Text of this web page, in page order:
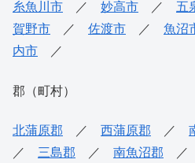
糸魚川市 ／ 妙高市 ／ 五
賀野市 ／ 佐渡市 ／ 魚沼
内市 ／
郡（町村）
北蒲原郡 ／ 西蒲原郡 ／
／ 三島郡 ／ 南魚沼郡 ／